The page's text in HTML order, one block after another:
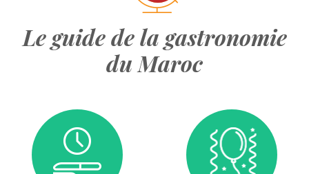
Le guide de la gastronomie
du Maroc